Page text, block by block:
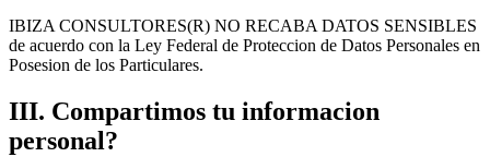
IBIZA CONSULTORES(R) NO RECABA DATOS SENSIBLES
de acuerdo con la Ley Federal de Proteccion de Datos Personales en
Posesion de los Particulares.
III. Compartimos tu informacion
personal?